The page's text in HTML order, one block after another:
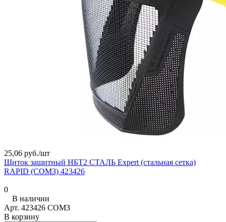
25,06 руб./шт
Щиток защитный НБТ2 СТАЛЬ Expert (стальная сетка)
RAPID (СОМЗ) 423426
0
В наличии
Арт. 423426 СОМЗ
В корзину